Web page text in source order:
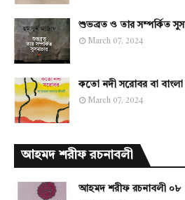
শুভব্রত ও তার সম্পর্কিত
March 07, 2024
কতো নদী সরোবর বা
March 07, 2024
আহমদ শরীফ রচনাবলী
আহমদ শরীফ রচনাবলী ০৮